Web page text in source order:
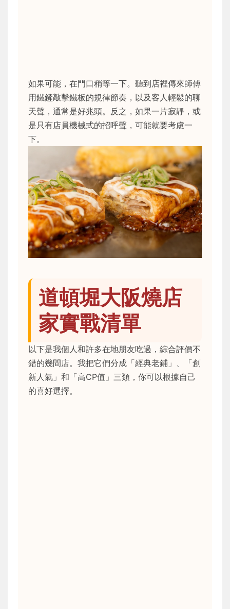
如果可能，在門口稍等一下。聽到店裡傳來師傅
用鐵鏟敲擊鐵板的規律節奏，以及客人輕鬆的聊
天聲，通常是好兆頭。反之，如果一片寂靜，或
是只有店員機械式的招呼聲，可能就要考慮一
下。
道頓堀大阪燒店
家實戰清單
以下是我個人和許多在地朋友吃過，綜合評價不
錯的幾間店。我把它們分成「經典老鋪」、「創
新人氣」和「高CP值」三類，你可以根據自己
的喜好選擇。